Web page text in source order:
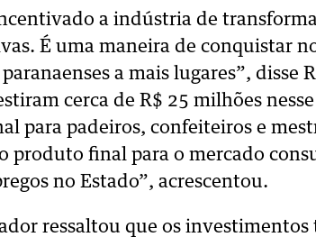
a indústria de
É uma maneira de conquistar
a mais lugares”, disse
cerca de R$ 25 milhões
para padeiros, confeiteiros e
produto final para o mercado
no Estado”, acrescentou.
ressaltou que os